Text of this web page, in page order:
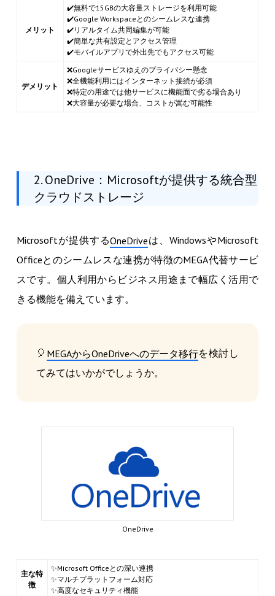
メリット
✔️無料で15GBの大容量ストレージを利用可能
✔️Google Workspaceとのシームレスな連携
✔️リアルタイム共同編集が可能
✔️簡単な共有設定とアクセス管理
✔️モバイルアプリで外出先でもアクセス可能
デメリット
❌Googleサービスゆえのプライバシー懸念
❌全機能利用にはインターネット接続が必須
❌特定の用途では他サービスに機能面で劣る場合あり
❌大容量が必要な場合、コストが嵩む可能性
2. OneDrive：Microsoftが提供する統合型
クラウドストレージ
Microsoftが提供するOneDriveは、WindowsやMicrosoft
Officeとのシームレスな連携が特徴のMEGA代替サービ
スです。個人利用からビジネス用途まで幅広く活用で
きる機能を備えています。
🎈 MEGAからOneDriveへのデータ移行を検討し
てみてはいかがでしょうか。
OneDrive
主な特
徴
✨Microsoft Officeとの深い連携
✨マルチプラットフォーム対応
✨高度なセキュリティ機能